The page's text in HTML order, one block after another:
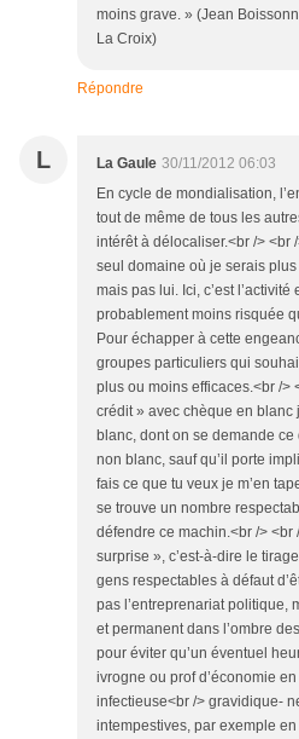
moins grave. » (Jean
La Croix)
Répondre
L La Gaule 30/11/2012 06:03
En cycle de mondialisation,
tout de même de tous les
intérêt à délocaliser.<br /> <br
seul domaine où je serais
mais pas lui. Ici, c’est
probablement moins risquée
Pour échapper à cette
groupes particuliers qui
plus ou moins efficaces.<br />
crédit » avec chèque en blanc
blanc, dont on se demande
non blanc, sauf qu’il porte
fais ce que tu veux je m’en
se trouve un nombre
défendre ce machin.<br /> <br
surprise », c’est-à-dire le
gens respectables à défaut
pas l’entreprenariat politique,
et permanent dans l’ombre
pour éviter qu’un éventuel
ivrogne ou prof d’économie
infectieuse<br /> gravidique-
intempestives, par exemple